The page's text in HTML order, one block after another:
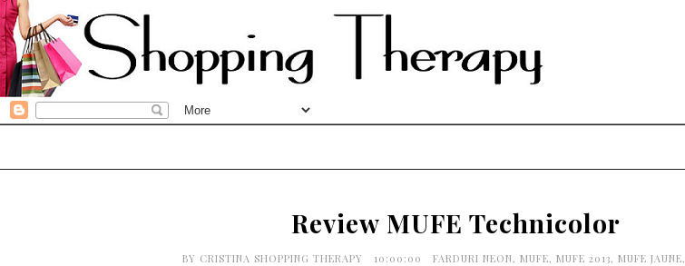
Review MUFE Technicolor
BY CRISTINA SHOPPING THERAPY 10:00:00 FARDURI NEON, MUFE, MUFE 2013, MUFE JAUNE,